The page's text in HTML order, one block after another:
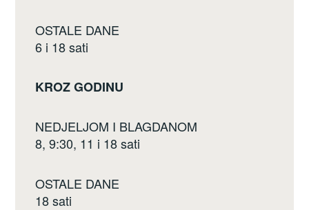
OSTALE DANE
6 i 18 sati
KROZ GODINU
NEDJELJOM I BLAGDANOM
8, 9:30, 11 i 18 sati
OSTALE DANE
18 sati